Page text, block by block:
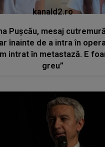
kanald2.ro
Pușcău, mesaj
înainte de a intra în
intrat în metastază. E
greu”